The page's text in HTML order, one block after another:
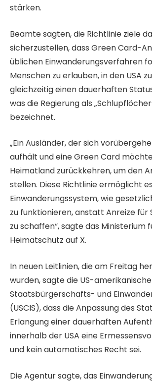
l
c
h
t
a
m
2
2
M
a
i
2
0
2
6
stärken.
Beamte sagten, die Richtlinie ziele
sicherzustellen, dass Green Card-
üblichen Einwanderungsverfahren
Menschen zu erlauben, in den USA
gleichzeitig einen dauerhaften
was die Regierung als
bezeichnet.
„Ein Ausländer, der sich
aufhält und eine Green Card
Heimatland zurückkehren, um den
stellen. Diese Richtlinie ermöglicht
Einwanderungssystem, wie
zu funktionieren, anstatt Anreize für
zu schaffen“, sagte das Ministerium
Heimatschutz auf X.
In neuen Leitlinien, die am Freitag
wurden, sagte die US-amerikanische
Staatsbürgerschafts- und
(USCIS), dass die Anpassung des
Erlangung einer dauerhaften
innerhalb der USA eine
und kein automatisches Recht sei.
Die Agentur sagte, das